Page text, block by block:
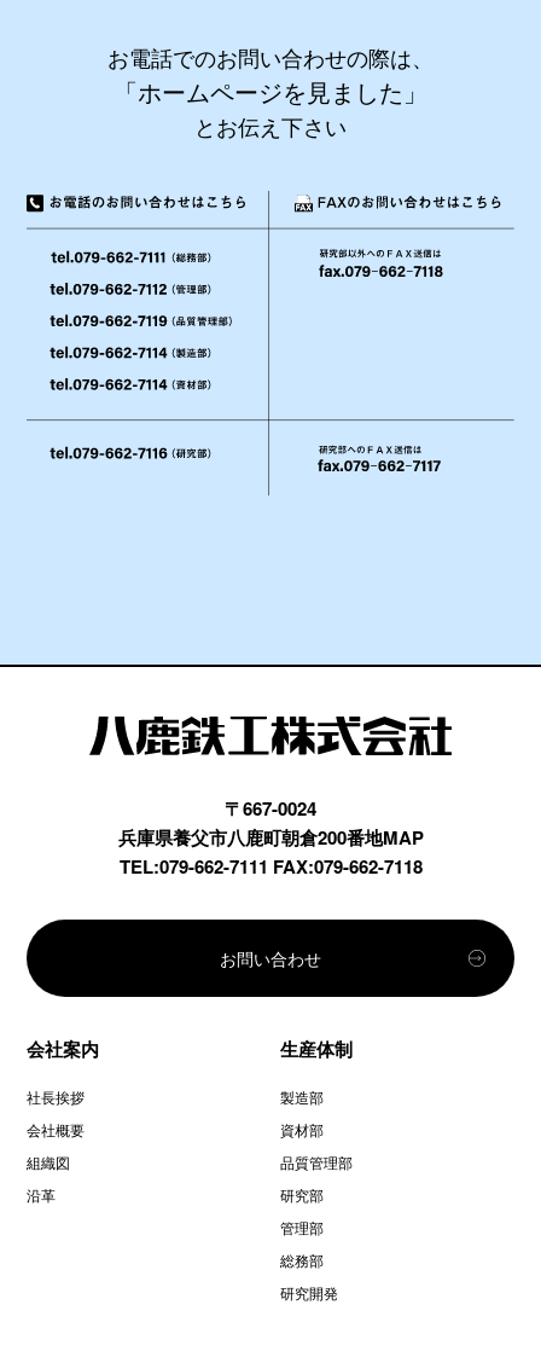
お電話でのお問い合わせの際は、
「ホームページを見ました」
とお伝え下さい
〒667-0024
兵庫県養父市八鹿町朝倉200番地MAP
TEL:079-662-7111 FAX:079-662-7118
お問い合わせ
会社案内
社長挨拶
会社概要
組織図
沿革
生産体制
製造部
資材部
品質管理部
研究部
管理部
総務部
研究開発